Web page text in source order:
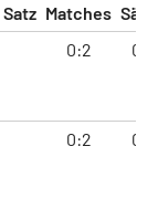
Satz Matches
0:2 0:1
0:2 0:1